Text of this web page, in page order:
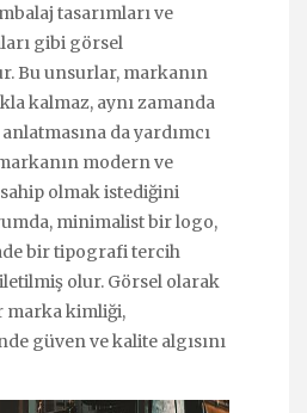
tasarımları ve
gibi görsel
Bu unsurlar, markanın
kalmaz, aynı zamanda
da yardımcı
modern ve
olmak istediğini
minimalist bir logo,
bir tipografi tercih
olur. Görsel olarak
marka kimliği,
güven ve kalite algısını